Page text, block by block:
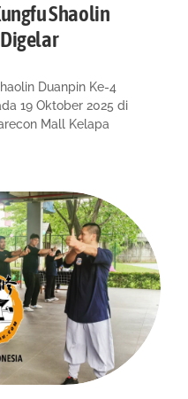
Shaolin
Duanpin Ke-4
19 Oktober 2025 di
Mall Kelapa